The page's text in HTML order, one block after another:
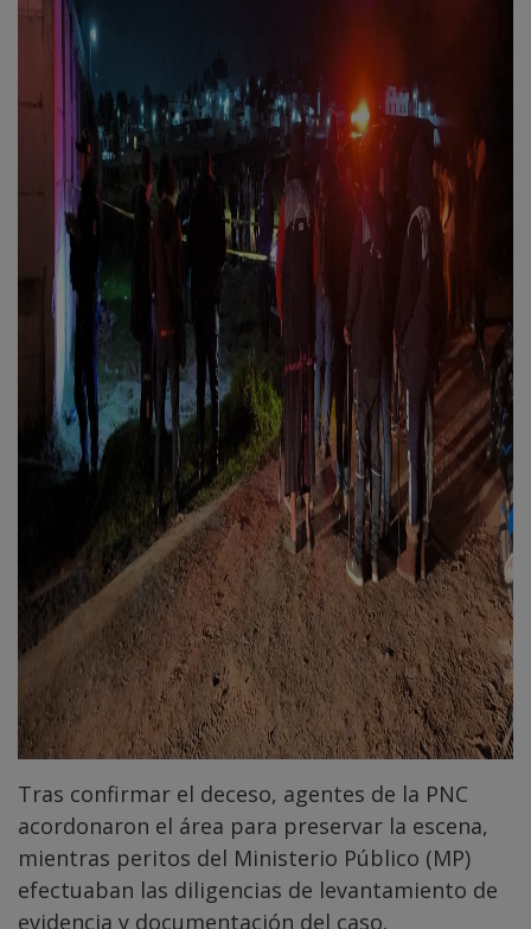
Tras confirmar el deceso, agentes de la PNC
acordonaron el área para preservar la escena,
mientras peritos del Ministerio Público (MP)
efectuaban las diligencias de levantamiento de
evidencia y documentación del caso.